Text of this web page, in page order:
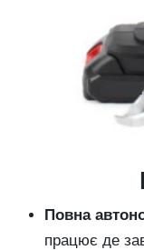
Повна
працює де